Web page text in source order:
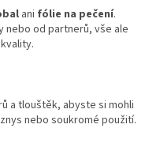
ani fólie na pečení.
nebo od partnerů, vše ale
a tlouštěk, abyste si mohli
nebo soukromé použití.